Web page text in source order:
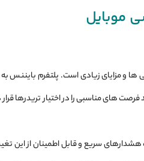
موبایل
‌ها و مزایای زیادی است. پلتفرم
مناسبی را در اختیار تریدرها قرار
هشدارهای سریع و قابل اطمینان از این